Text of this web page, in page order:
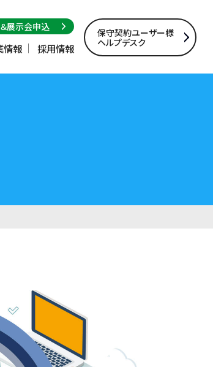
保守契約ユーザー様
ヘルプデスク
展示会申込
情報 採用情報